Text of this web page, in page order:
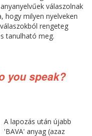
anyanyelvűek válaszolnak
hogy milyen nyelveken
rengeteg
tanulható meg.
you speak?
A lapozás után újabb
'BAVA' anyag (azaz